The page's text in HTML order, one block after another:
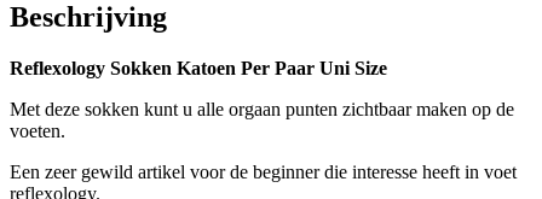
Beschrijving
Reflexology Sokken Katoen Per Paar Uni Size
Met deze sokken kunt u alle orgaan punten zichtbaar maken op de
voeten.
Een zeer gewild artikel voor de beginner die interesse heeft in voet
reflexology.